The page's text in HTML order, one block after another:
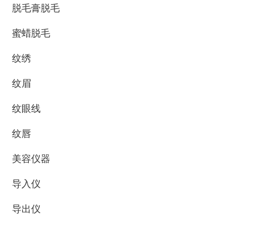
脱毛膏脱毛
蜜蜡脱毛
纹绣
纹眉
纹眼线
纹唇
美容仪器
导入仪
导出仪